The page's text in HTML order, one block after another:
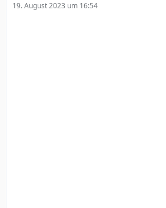
19. August 2023 um 16:54